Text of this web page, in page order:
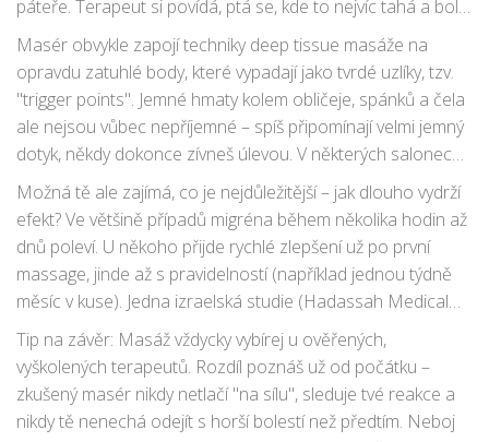
páteře. Terapeut si povídá, ptá se, kde to nejvíc tahá a bolí.
Už během několika minut cítíš, jak se tělo uvolňuje, bolavé
svaly pomalu povolují a někdy dokonce bolest ustupuje
během procedury. Pro někoho je efekt okamžitý až
nečekaně příjemný.
Masér obvykle zapojí techniky deep tissue masáže na
opravdu zatuhlé body, které vypadají jako tvrdé uzlíky, tzv.
"trigger points". Jemné hmaty kolem obličeje, spánků a čela
ale nejsou vůbec nepříjemné – spíš připomínají velmi jemný
dotyk, někdy dokonce zívneš úlevou. V některých salonech
používají speciální oleje (levandule pro zklidnění, eukalyptus
pro prokrvení, heřmánek na zmírnění zánětu), ale nic
radikálního, co by tě odrovnalo vůní. Dobří terapeuti ti dají
tipy, jak si některé úlevové kroky zopakovat i doma (třeba
správný tlak prstů na zátylek nebo masírování spánkových
Možná tě ale zajímá, co je nejdůležitější – jak dlouho vydrží
efekt? Ve většině případů migréna během několika hodin až
dnů poleví. U někoho přijde rychlé zlepšení už po první
massage, jinde až s pravidelností (například jednou týdně
měsíc v kuse). Jedna izraelská studie (Hadassah Medical
Center, 2023) ukázala, že
antimigrenozní masáž
pouze podpůrná terapie – u skupiny žen ve věku 30–45 let
snížila záchvaty migrény až o polovinu. Výsledky trvaly i tři
měsíce po ukončení série masáží.
Tip na závěr: Masáž vždycky vybírej u ověřených,
vyškolených terapeutů. Rozdíl poznáš už od počátku –
zkušený masér nikdy netlačí "na sílu", sleduje tvé reakce a
nikdy tě nenechá odejít s horší bolestí než předtím. Neboj